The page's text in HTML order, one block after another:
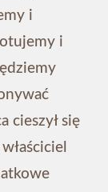
i
i
cieszył się